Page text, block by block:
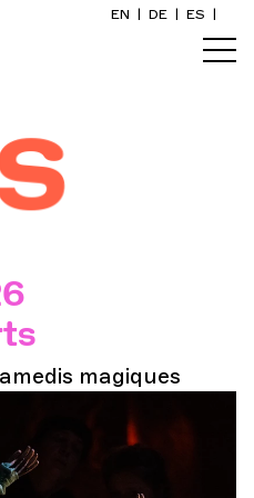
EN DE ES
magiques
un billet